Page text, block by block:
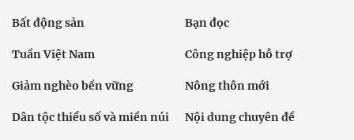
Bất động sản Bạn đọc
Tuần Việt Nam Công nghiệp hỗ trợ
Giảm nghèo bền vững Nông thôn mới
Dân tộc thiểu số và miền núi Nội dung chuyên đề